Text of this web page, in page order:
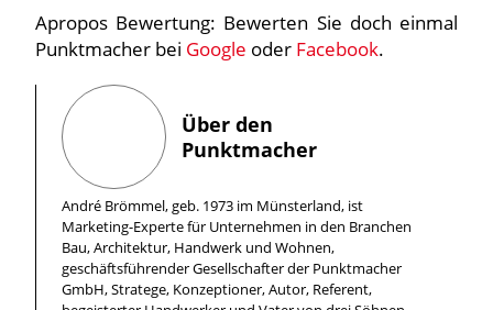
Apropos Bewertung: Bewerten Sie doch einmal
Punktmacher bei Google oder Facebook.
Über den
Punktmacher
André Brömmel, geb. 1973 im Münsterland, ist
Marketing-Experte für Unternehmen in den Branchen
Bau, Architektur, Handwerk und Wohnen,
geschäftsführender Gesellschafter der Punktmacher
GmbH, Stratege, Konzeptioner, Autor, Referent,